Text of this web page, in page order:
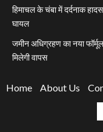
हिमाचल के चंबा में दर्दनाक
घायल
जमीन अधिग्रहण का नया
मिलेगी वापस
Home About Us